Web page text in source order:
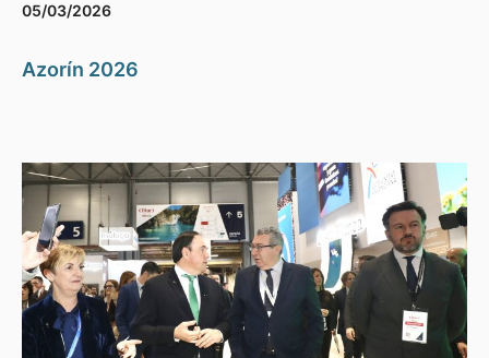
05/03/2026
Azorín 2026